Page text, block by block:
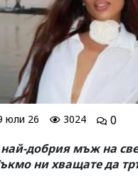
юли 26 3024
0
добрия мъж на
ни хващате да